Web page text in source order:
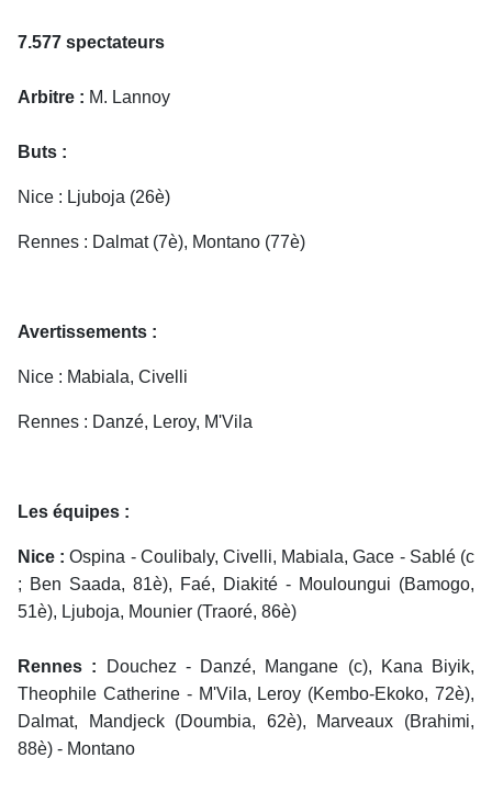
7.577 spectateurs
Arbitre : M. Lannoy
Buts :
Nice : Ljuboja (26è)
Rennes : Dalmat (7è), Montano (77è)
Avertissements :
Nice : Mabiala, Civelli
Rennes : Danzé, Leroy, M'Vila
Les équipes :
Nice : Ospina - Coulibaly, Civelli, Mabiala, Gace - Sablé (c
; Ben Saada, 81è), Faé, Diakité - Mouloungui (Bamogo,
51è), Ljuboja, Mounier (Traoré, 86è)
Rennes : Douchez - Danzé, Mangane (c), Kana Biyik,
Theophile Catherine - M'Vila, Leroy (Kembo-Ekoko, 72è),
Dalmat, Mandjeck (Doumbia, 62è), Marveaux (Brahimi,
88è) - Montano